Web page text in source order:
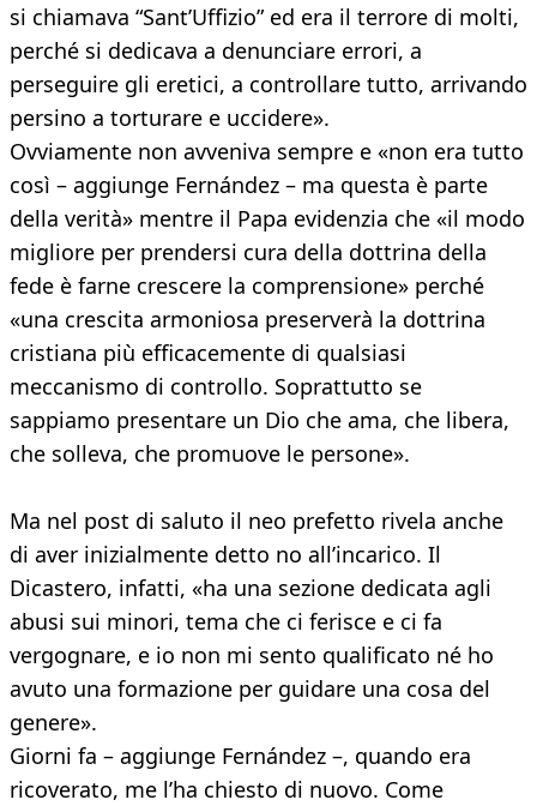
si chiamava “Sant’Uffizio” ed era il terrore di molti,
perché si dedicava a denunciare errori, a
perseguire gli eretici, a controllare tutto, arrivando
persino a torturare e uccidere».
Ovviamente non avveniva sempre e «non era tutto
così – aggiunge Fernández – ma questa è parte
della verità» mentre il Papa evidenzia che «il modo
migliore per prendersi cura della dottrina della
fede è farne crescere la comprensione» perché
«una crescita armoniosa preserverà la dottrina
cristiana più efficacemente di qualsiasi
meccanismo di controllo. Soprattutto se
sappiamo presentare un Dio che ama, che libera,
che solleva, che promuove le persone».
Ma nel post di saluto il neo prefetto rivela anche
di aver inizialmente detto no all’incarico. Il
Dicastero, infatti, «ha una sezione dedicata agli
abusi sui minori, tema che ci ferisce e ci fa
vergognare, e io non mi sento qualificato né ho
avuto una formazione per guidare una cosa del
genere».
Giorni fa – aggiunge Fernández –, quando era
ricoverato, me l’ha chiesto di nuovo. Come